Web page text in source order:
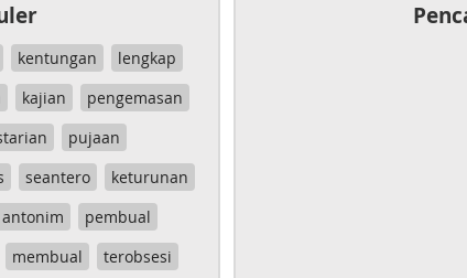
kentungan
lengkap
kajian
pengemasan
pujaan
seantero
keturunan
antonim
pembual
membual
terobsesi